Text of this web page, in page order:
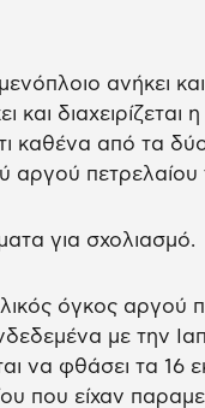
ανήκει και
διαχειρίζεται
καθένα από τα
αργού πετρελαίου
για σχολιασμό.
όγκος αργού
με την
να φθάσει τα 16
που είχαν